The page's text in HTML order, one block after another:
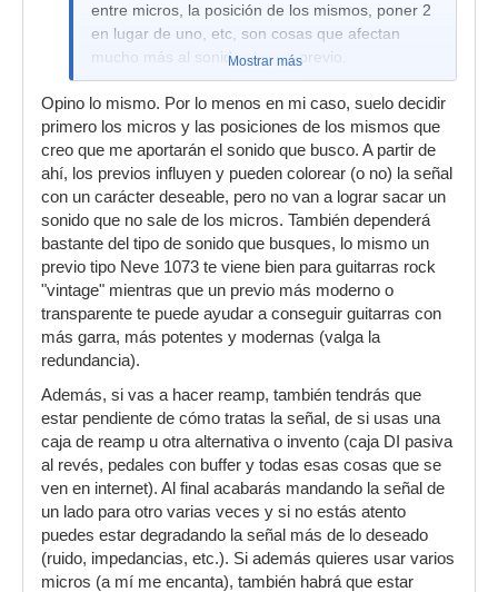
entre micros, la posición de los mismos, poner 2
en lugar de uno, etc, son cosas que afectan
mucho más al sonido que un previo.
Mostrar más
Opino lo mismo. Por lo menos en mi caso, suelo decidir
primero los micros y las posiciones de los mismos que
creo que me aportarán el sonido que busco. A partir de
ahí, los previos influyen y pueden colorear (o no) la señal
con un carácter deseable, pero no van a lograr sacar un
sonido que no sale de los micros. También dependerá
bastante del tipo de sonido que busques, lo mismo un
previo tipo Neve 1073 te viene bien para guitarras rock
"vintage" mientras que un previo más moderno o
transparente te puede ayudar a conseguir guitarras con
más garra, más potentes y modernas (valga la
redundancia).
Además, si vas a hacer reamp, también tendrás que
estar pendiente de cómo tratas la señal, de si usas una
caja de reamp u otra alternativa o invento (caja DI pasiva
al revés, pedales con buffer y todas esas cosas que se
ven en internet). Al final acabarás mandando la señal de
un lado para otro varias veces y si no estás atento
puedes estar degradando la señal más de lo deseado
(ruido, impedancias, etc.). Si además quieres usar varios
micros (a mí me encanta), también habrá que estar